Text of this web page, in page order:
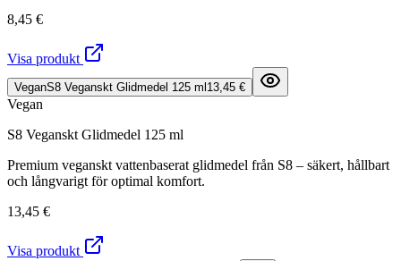
8,45 €
Visa produkt
VeganS8 Veganskt Glidmedel 125 ml 13,45 €
Vegan
S8 Veganskt Glidmedel 125 ml
Premium veganskt vattenbaserat glidmedel från S8 – säkert, hållbart
och långvarigt för optimal komfort.
13,45 €
Visa produkt